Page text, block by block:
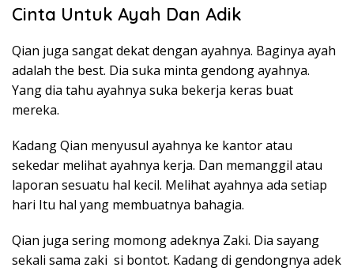
Cinta Untuk Ayah Dan Adik
Qian juga sangat dekat dengan ayahnya. Baginya ayah
adalah the best. Dia suka minta gendong ayahnya.
Yang dia tahu ayahnya suka bekerja keras buat
mereka.
Kadang Qian menyusul ayahnya ke kantor atau
sekedar melihat ayahnya kerja. Dan memanggil atau
laporan sesuatu hal kecil. Melihat ayahnya ada setiap
hari Itu hal yang membuatnya bahagia.
Qian juga sering momong adeknya Zaki. Dia sayang
sekali sama zaki si bontot. Kadang di gendongnya adek